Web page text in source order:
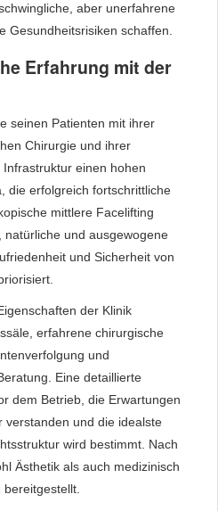
aber unerfahrene
Gesundheitsrisiken schaffen.
Erfahrung mit der
seinen Patienten mit ihrer
Chirurgie und ihrer
einen hohen
die erfolgreich fortschrittliche
mittlere Facelifting
und ausgewogene
und Sicherheit von
der Klinik
erfahrene chirurgische
und
Eine detaillierte
dem Betrieb, die Erwartungen
verstanden und die idealste
wird bestimmt. Nach
Ästhetik als auch medizinisch